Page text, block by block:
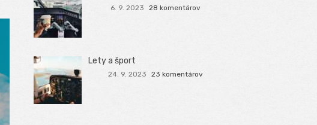
6. 9. 2023 28 komentárov
Lety a šport
24. 9. 2023 23 komentárov